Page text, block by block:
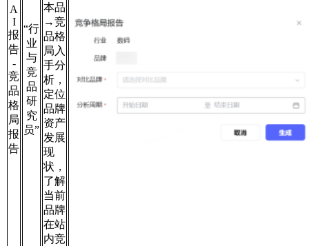
A
I
报
告
-
竞
品
格
局
报
告
“行
业
与
竞
品
研
究
员”
本品
→竞
品格
局入
手分
析，
定位
品牌
资产
发展
现
状，
了解
当前
品牌
在站
内竞